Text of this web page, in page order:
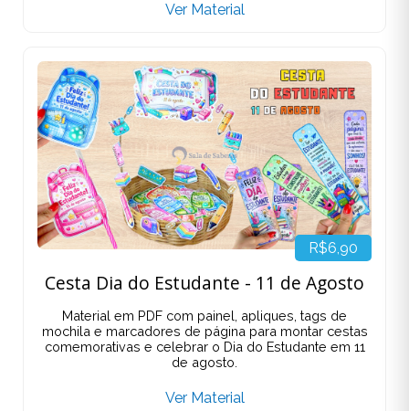
Ver Material
R$6,90
Cesta Dia do Estudante - 11 de Agosto
Material em PDF com painel, apliques, tags de
mochila e marcadores de página para montar cestas
comemorativas e celebrar o Dia do Estudante em 11
de agosto.
Ver Material